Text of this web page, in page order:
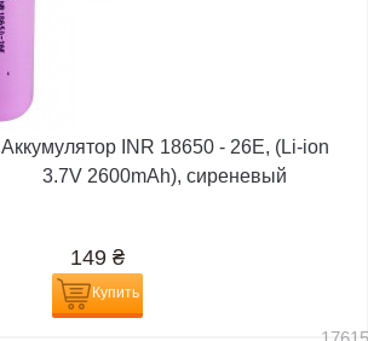
Аккумулятор INR 18650 - 26E, (Li-ion
3.7V 2600mAh), сиреневый
149 ₴
Купить